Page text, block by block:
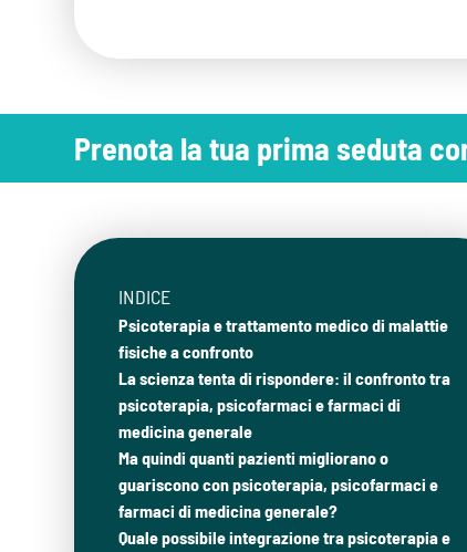
Prenota la tua prima seduta
INDICE
Psicoterapia e trattamento medico di malattie
fisiche a confronto
La scienza tenta di rispondere: il confronto tra
psicoterapia, psicofarmaci e farmaci di
medicina generale
Ma quindi quanti pazienti migliorano o
guariscono con psicoterapia, psicofarmaci e
farmaci di medicina generale?
Quale possibile integrazione tra psicoterapia e